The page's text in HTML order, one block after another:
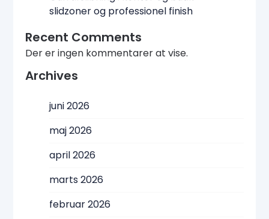
slidzoner og professionel finish
Recent Comments
Der er ingen kommentarer at vise.
Archives
juni 2026
maj 2026
april 2026
marts 2026
februar 2026